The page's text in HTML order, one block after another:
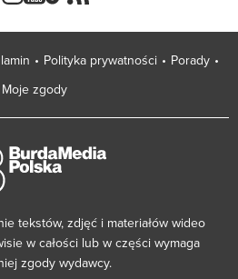
Polityka prywatności
Porady
Moje zgody
tekstów, zdjęć i materiałów wideo
w całości lub w części wymaga
zgody wydawcy.